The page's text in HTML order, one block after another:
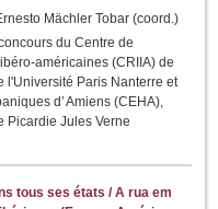
Mächler Tobar (coord.)
du Centre de
américaines (CRIIA) de
l'Université Paris Nanterre et
d’ Amiens (CEHA),
Picardie Jules Verne
tous ses états / A rua em